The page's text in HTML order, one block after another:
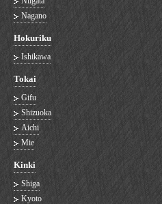
Nagano
Hokuriku
Ishikawa
Tokai
Gifu
Shizuoka
Aichi
Mie
Kinki
Shiga
Kyoto